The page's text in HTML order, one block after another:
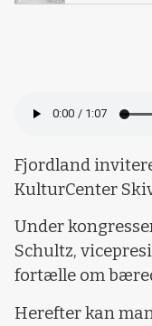
Fjordland
KulturCenter
Under
Schultz,
fortælle om
Herefter kan